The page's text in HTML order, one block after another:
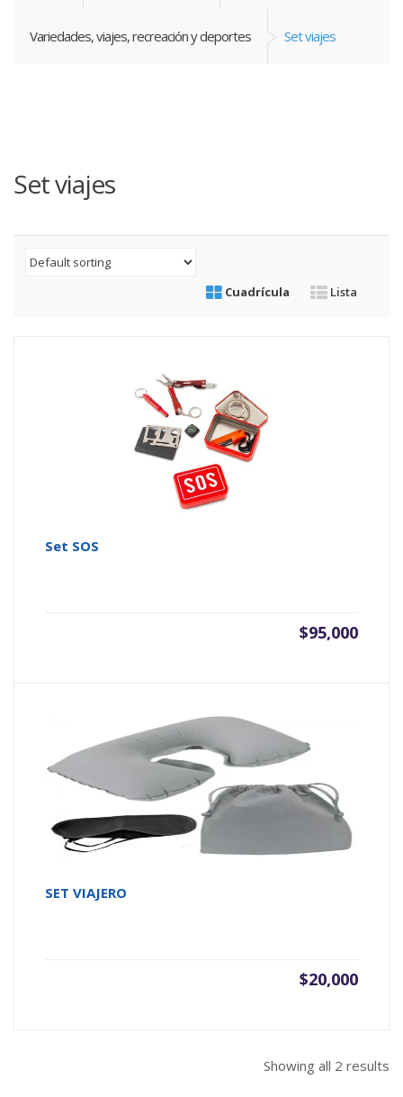
Variedades, viajes, recreación y deportes Set viajes
Set viajes
Cuadrícula Lista
Set SOS
$95,000
SET VIAJERO
$20,000
Showing all 2 results